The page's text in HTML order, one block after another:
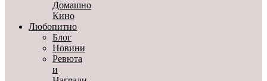
Домашно
Кино
Любопитно
Блог
Новини
Ревюта
и